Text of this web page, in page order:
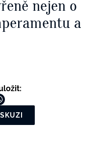
nejen o
a